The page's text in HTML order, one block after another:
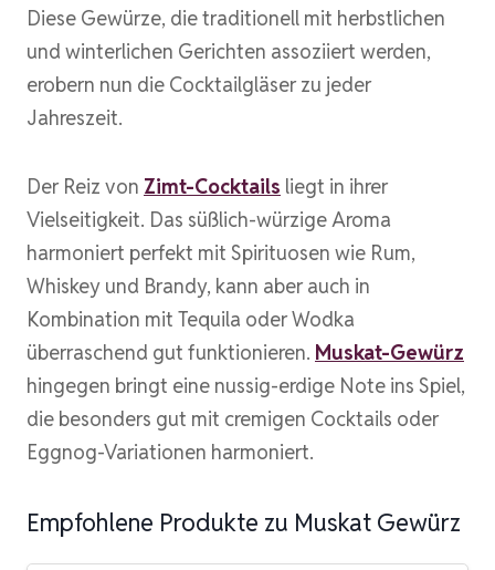
Diese Gewürze, die traditionell mit herbstlichen
und winterlichen Gerichten assoziiert werden,
erobern nun die Cocktailgläser zu jeder
Jahreszeit.
Der Reiz von Zimt-Cocktails liegt in ihrer
Vielseitigkeit. Das süßlich-würzige Aroma
harmoniert perfekt mit Spirituosen wie Rum,
Whiskey und Brandy, kann aber auch in
Kombination mit Tequila oder Wodka
überraschend gut funktionieren. Muskat-Gewürz
hingegen bringt eine nussig-erdige Note ins Spiel,
die besonders gut mit cremigen Cocktails oder
Eggnog-Variationen harmoniert.
Empfohlene Produkte zu Muskat Gewürz